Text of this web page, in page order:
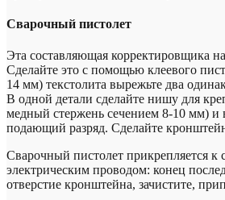
Сварочный пистолет
Эта составляющая корректировщика
Сделайте это с помощью клеевого
14 мм) текстолита вырежьте два
В одной детали сделайте нишу для
медный стержень сечением 8-10 мм) и
подающий разряд. Сделайте
Сварочный пистолет прикрепляется к
электрическим проводом: конец
отверстие кронштейна, зачистите,